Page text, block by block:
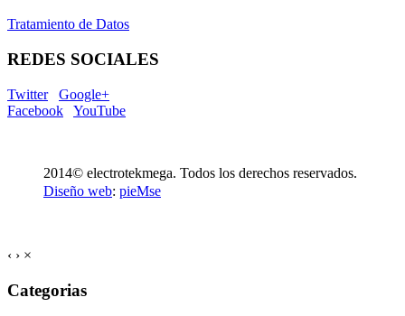
Tratamiento de Datos
REDES SOCIALES
Twitter
Google+
Facebook
YouTube
2014© electrotekmega. Todos los derechos reservados.
Diseño web: pieMse
‹ › ×
Categorias